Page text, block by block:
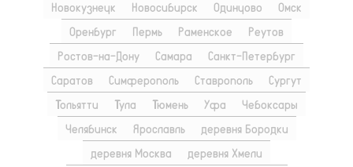
Новокузнецк
Новосибирск Одинцово
Омск
Оренбург
Пермь Раменское
Реутов
Ростов-на-Дону
Самара
Санкт-Петербург
Саратов
Симферополь Ставрополь
Сургут
Тольятти
Тула Тюмень Уфа
Чебоксары
Челябинск
Ярославль
деревня Бородки
деревня Москва
деревня Хмели